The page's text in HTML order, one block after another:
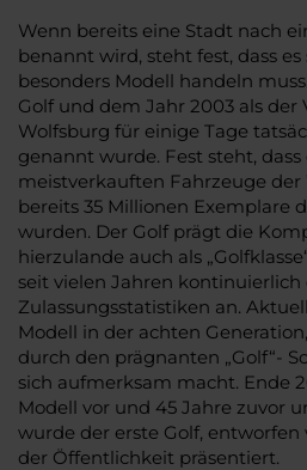
Wenn bereits eine Stadt nach
benannt wird, steht fest, dass
besonders Modell handeln
Golf und dem Jahr 2003 als
Wolfsburg für einige Tage
genannt wurde. Fest steht,
meistverkauften Fahrzeuge
bereits 35 Millionen Exemplare
wurden. Der Golf prägt die
hierzulande auch als
seit vielen Jahren kontinuierlich
Zulassungsstatistiken an.
Modell in der achten
durch den prägnanten „Golf“-
sich aufmerksam macht. Ende
Modell vor und 45 Jahre zuvor
wurde der erste Golf, entworfen
der Öffentlichkeit präsentiert.